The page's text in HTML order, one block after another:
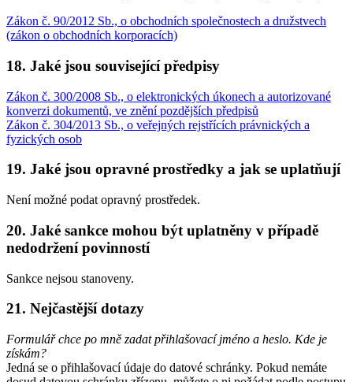
Zákon č. 90/2012 Sb., o obchodních společnostech a družstvech
(zákon o obchodních korporacích)
18. Jaké jsou související předpisy
Zákon č. 300/2008 Sb., o elektronických úkonech a autorizované
konverzi dokumentů, ve znění pozdějších předpisů
Zákon č. 304/2013 Sb., o veřejných rejstřících právnických a
fyzických osob
19. Jaké jsou opravné prostředky a jak se uplatňují
Není možné podat opravný prostředek.
20. Jaké sankce mohou být uplatněny v případě
nedodržení povinností
Sankce nejsou stanoveny.
21. Nejčastější dotazy
Formulář chce po mně zadat přihlašovací jméno a heslo. Kde je
získám?
Jedná se o přihlašovací údaje do datové schránky. Pokud nemáte